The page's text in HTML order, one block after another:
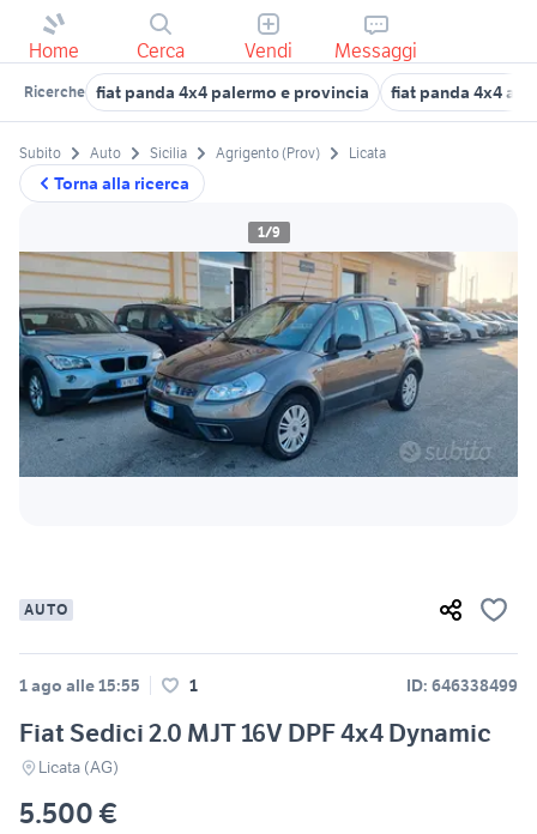
Home Cerca Vendi Messaggi
Ricerche fiat panda 4x4 palermo e provincia fiat panda 4x4
Torna alla ricerca
Subito Auto Sicilia Agrigento (Prov) Licata
1/9
AUTO
1 ago alle 15:55 1 ID: 646338499
Fiat Sedici 2.0 MJT 16V DPF 4x4 Dynamic
Licata (AG)
5.500 €